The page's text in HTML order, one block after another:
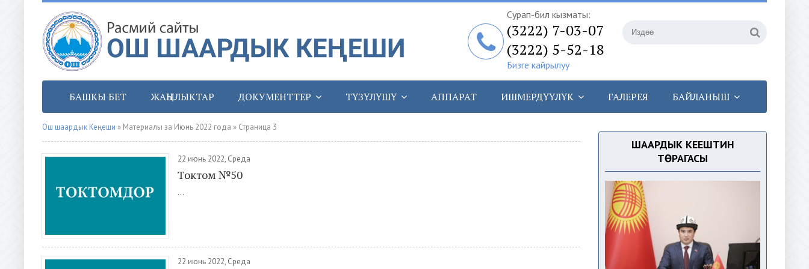
Сурап-билүү кызматы:
(3222) 7-03-07
(3222) 5-52-18
Бизге кайрылуу
БАШКЫ БЕТ ЖАҢЫЛЫКТАР ДОКУМЕНТТЕР ТҮЗҮЛҮШҮ АППАРАТ ИШМЕРДҮҮЛҮК ГАЛЕРЕЯ БАЙЛАНЫШ
Ош шаардык Кеңеши » Материалы за Июнь 2022 года » Страница 3
22 июнь 2022, Среда
Токтом №50
...
22 июнь 2022, Среда
ШААРДЫК КЕҢЕШТИН
ТӨРАГАСЫ